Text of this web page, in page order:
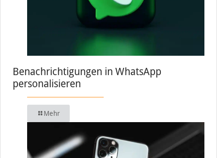
Benachrichtigungen in WhatsApp
personalisieren
Mehr